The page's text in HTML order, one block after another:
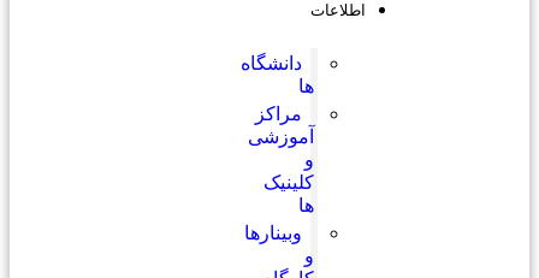
اطلاعات
دانشگاه
ها
مراکز
آموزشی
و
کلینیک
ها
وبینارها
و